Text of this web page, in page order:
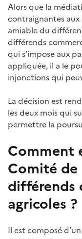
Alors que la
contraignantes aux
amiable du
différends
qui s’impose aux
appliquée, il a le
injonctions qui
La décision est
les deux mois qui
permettre la
Comment
Comité de
différends
agricoles ?
Il est composé